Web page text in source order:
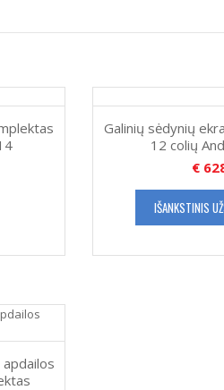
Galinių sėdynių
12 colių
€
IŠANKSTINIS